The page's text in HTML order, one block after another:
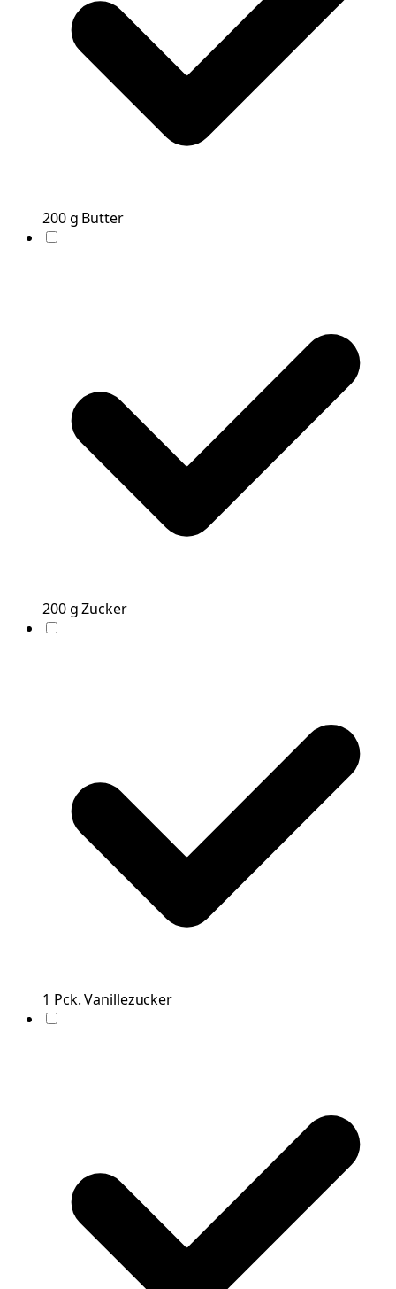
200g Butter
200g Zucker
1 Pck.Vanillezucker